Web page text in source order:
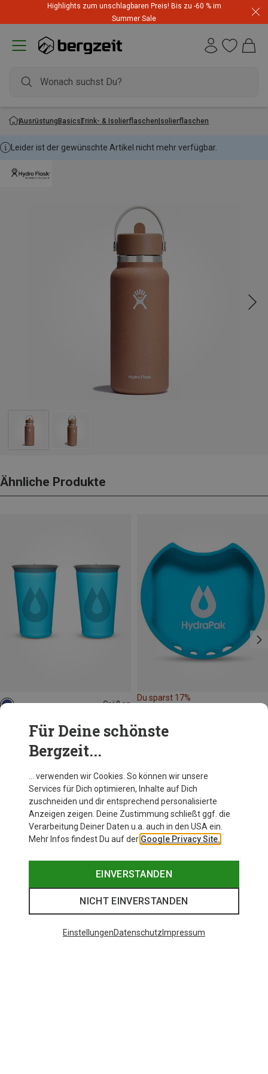
Highlights zum unschlagbaren Preis! Bis zu -60 % im
Summer Sale
AusrüstungBasicsTrink- & IsolierflaschenIsolierflaschen
Leider ist der gewünschte Artikel nicht mehr verfügbar.
Ähnliche Produkte
Größen
Hydrapak
Speedcup 2er Pack Becher
Du sparst 17%
Andere Kunden kauften auch
Für Deine schönste
Bergzeit...
… verwenden wir Cookies. So können wir unsere
Services für Dich optimieren, Inhalte auf Dich
zuschneiden und dir entsprechend personalisierte
Anzeigen zeigen. Deine Zustimmung schließt ggf. die
Verarbeitung Deiner Daten u.a. auch in den USA ein.
Mehr Infos findest Du auf der Google Privacy Site.
EINVERSTANDEN
NICHT EINVERSTANDEN
EinstellungenDatenschutz Impressum